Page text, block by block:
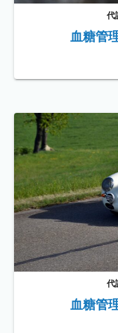
代
血糖管
代
血糖管